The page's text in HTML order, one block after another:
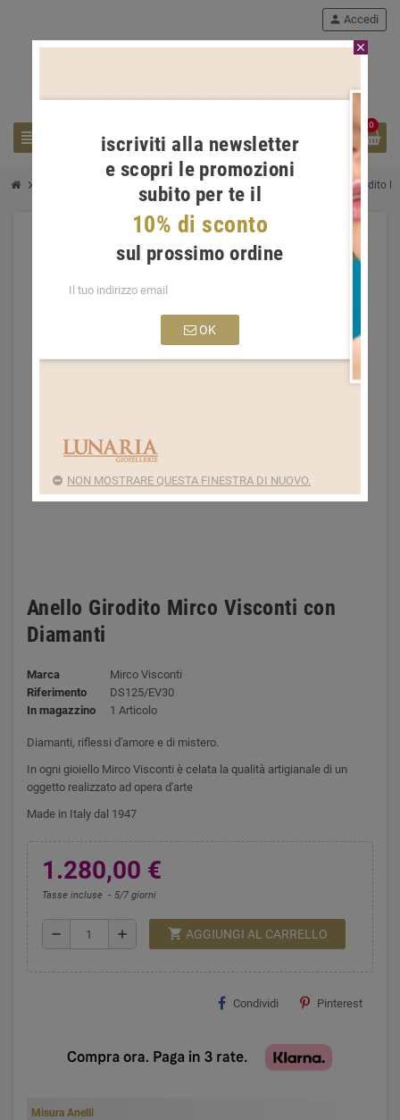
view_headline search
person Accedi
0
chevron_right Anelli Donna chevron_right Anelli con diamanti Anello Girodito
Anello Girodito Mirco Visconti con
Diamanti
Marca
Mirco Visconti
Riferimento
DS125/EV30
In magazzino
1 Articolo
Diamanti, riflessi d'amore e di mistero.
In ogni gioiello Mirco Visconti è celata la qualità artigianale di un
oggetto realizzato ad opera d'arte
Made in Italy dal 1947
1.280,00 €
Tasse incluse 5/7 giorni
remove add shopping_cart AGGIUNGI AL CARRELLO
Condividi Pinterest
Misura Anelli
close
iscriviti alla newsletter
e scopri le promozioni
subito per te il
10% di sconto
sul prossimo ordine
OK
NON MOSTRARE QUESTA FINESTRA DI NUOVO.